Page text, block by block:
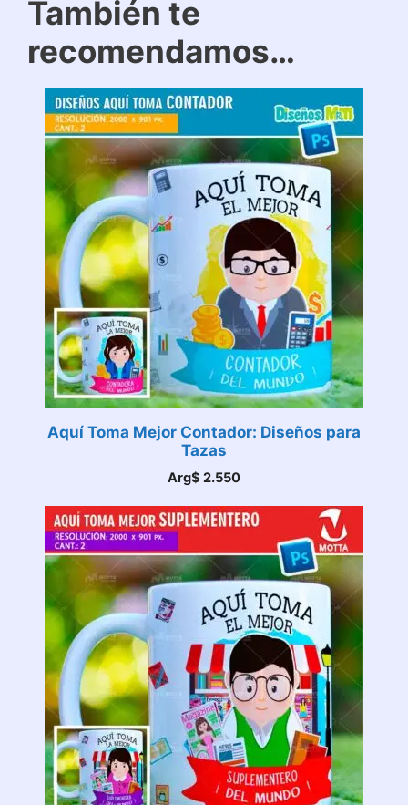
También te
recomendamos…
Aquí Toma Mejor Contador: Diseños para
Tazas
Arg$ 2.550